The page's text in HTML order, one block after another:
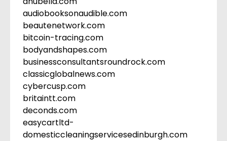
audiobooksonaudible.com
beautenetwork.com
bitcoin-tracing.com
bodyandshapes.com
businessconsultantsroundrock.com
classicglobalnews.com
cybercusp.com
britaintt.com
deconds.com
easycartltd-
domesticcleaningservicesedinburgh.com